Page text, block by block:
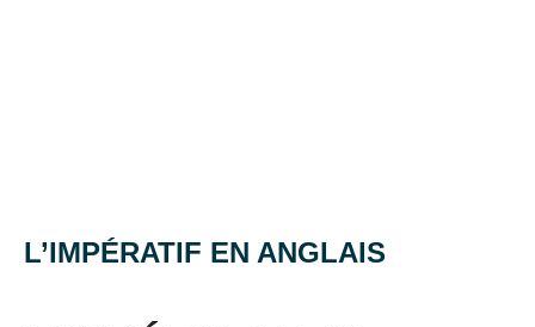
L’IMPÉRATIF EN ANGLAIS